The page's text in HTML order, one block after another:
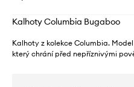
Kalhoty Columbia Bugaboo
Kalhoty z kolekce Columbia.
který chrání před nepříznivými